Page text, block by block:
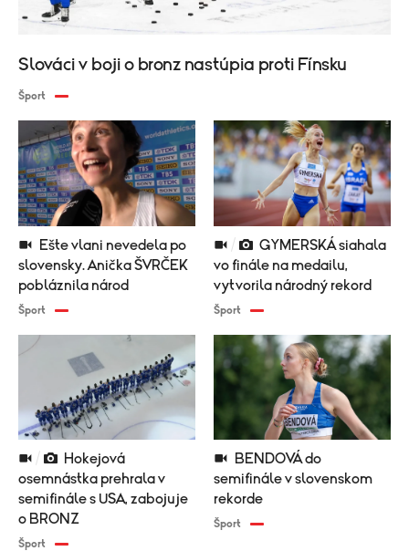
Slováci v boji o bronz nastúpia proti Fínsku
Šport
slovensky. Anička ŠVRČEK
pobláznila národ
Šport
vo finále na medailu,
vytvorila národný rekord
Šport
osemnástka prehrala v
semifinále s USA, zabojuje
o BRONZ
Šport
semifinále v slovenskom
rekorde
Šport